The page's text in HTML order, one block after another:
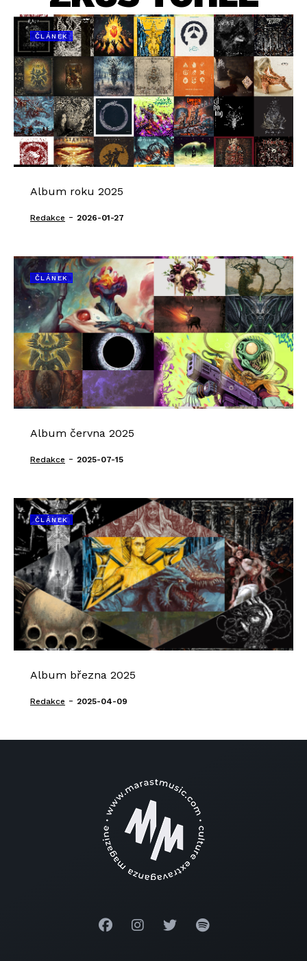
ČLÁNEK
Album roku 2025
Redakce - 2026-01-27
ČLÁNEK
Album června 2025
Redakce - 2025-07-15
ČLÁNEK
Album března 2025
Redakce - 2025-04-09